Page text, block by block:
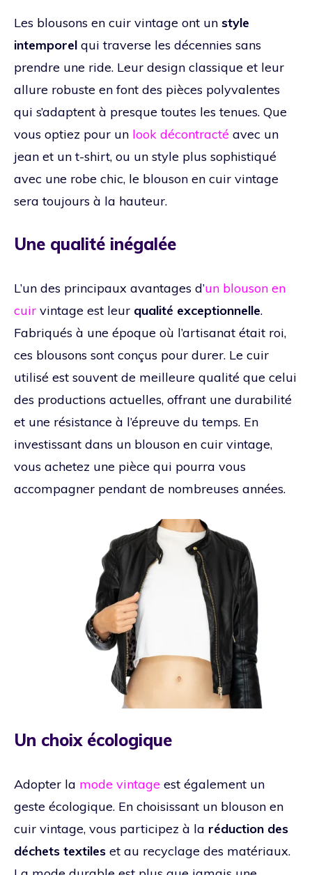
Les blousons en cuir vintage ont un style
intemporel qui traverse les décennies sans
prendre une ride. Leur design classique et leur
allure robuste en font des pièces polyvalentes
qui s’adaptent à presque toutes les tenues. Que
vous optiez pour un look décontracté avec un
jean et un t-shirt, ou un style plus sophistiqué
avec une robe chic, le blouson en cuir vintage
sera toujours à la hauteur.
Une qualité inégalée
L’un des principaux avantages d’un blouson en
cuir vintage est leur qualité exceptionnelle.
Fabriqués à une époque où l’artisanat était roi,
ces blousons sont conçus pour durer. Le cuir
utilisé est souvent de meilleure qualité que celui
des productions actuelles, offrant une durabilité
et une résistance à l’épreuve du temps. En
investissant dans un blouson en cuir vintage,
vous achetez une pièce qui pourra vous
accompagner pendant de nombreuses années.
Un choix écologique
Adopter la mode vintage est également un
geste écologique. En choisissant un blouson en
cuir vintage, vous participez à la réduction des
déchets textiles et au recyclage des matériaux.